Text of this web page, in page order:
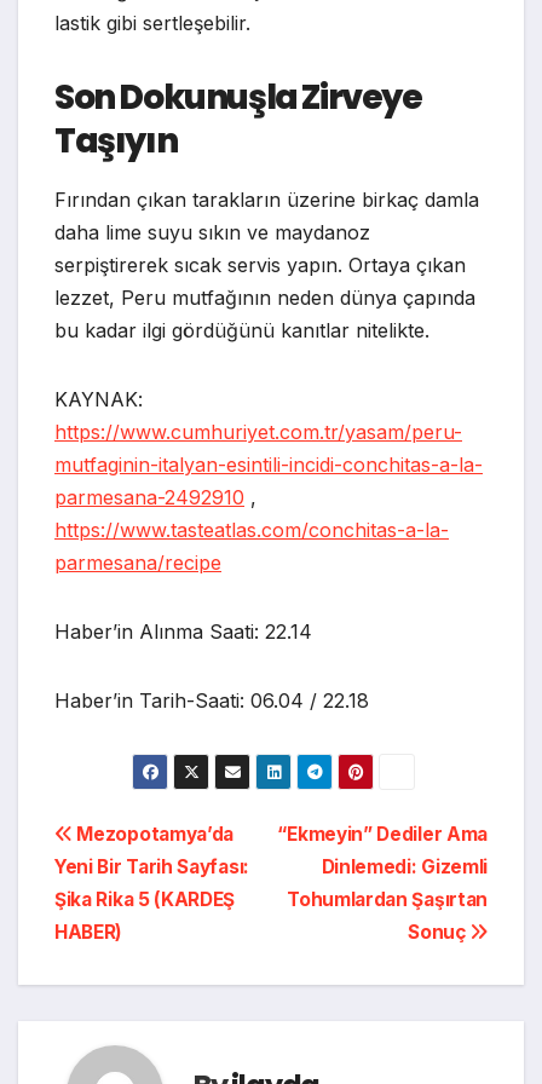
lastik gibi sertleşebilir.
Son Dokunuşla Zirveye
Taşıyın
Fırından çıkan tarakların üzerine birkaç damla
daha lime suyu sıkın ve maydanoz
serpiştirerek sıcak servis yapın. Ortaya çıkan
lezzet, Peru mutfağının neden dünya çapında
bu kadar ilgi gördüğünü kanıtlar nitelikte.
KAYNAK:
https://www.cumhuriyet.com.tr/yasam/peru-
mutfaginin-italyan-esintili-incidi-conchitas-a-la-
parmesana-2492910 ,
https://www.tasteatlas.com/conchitas-a-la-
parmesana/recipe
Haber’in Alınma Saati: 22.14
Haber’in Tarih-Saati: 06.04 / 22.18
Yazı
gezinmesi
“Ekmeyin” Dediler Ama
Dinlemedi: Gizemli
Tohumlardan Şaşırtan
Sonuç
Mezopotamya’da
Yeni Bir Tarih Sayfası:
Şika Rika 5 (KARDEŞ
HABER)